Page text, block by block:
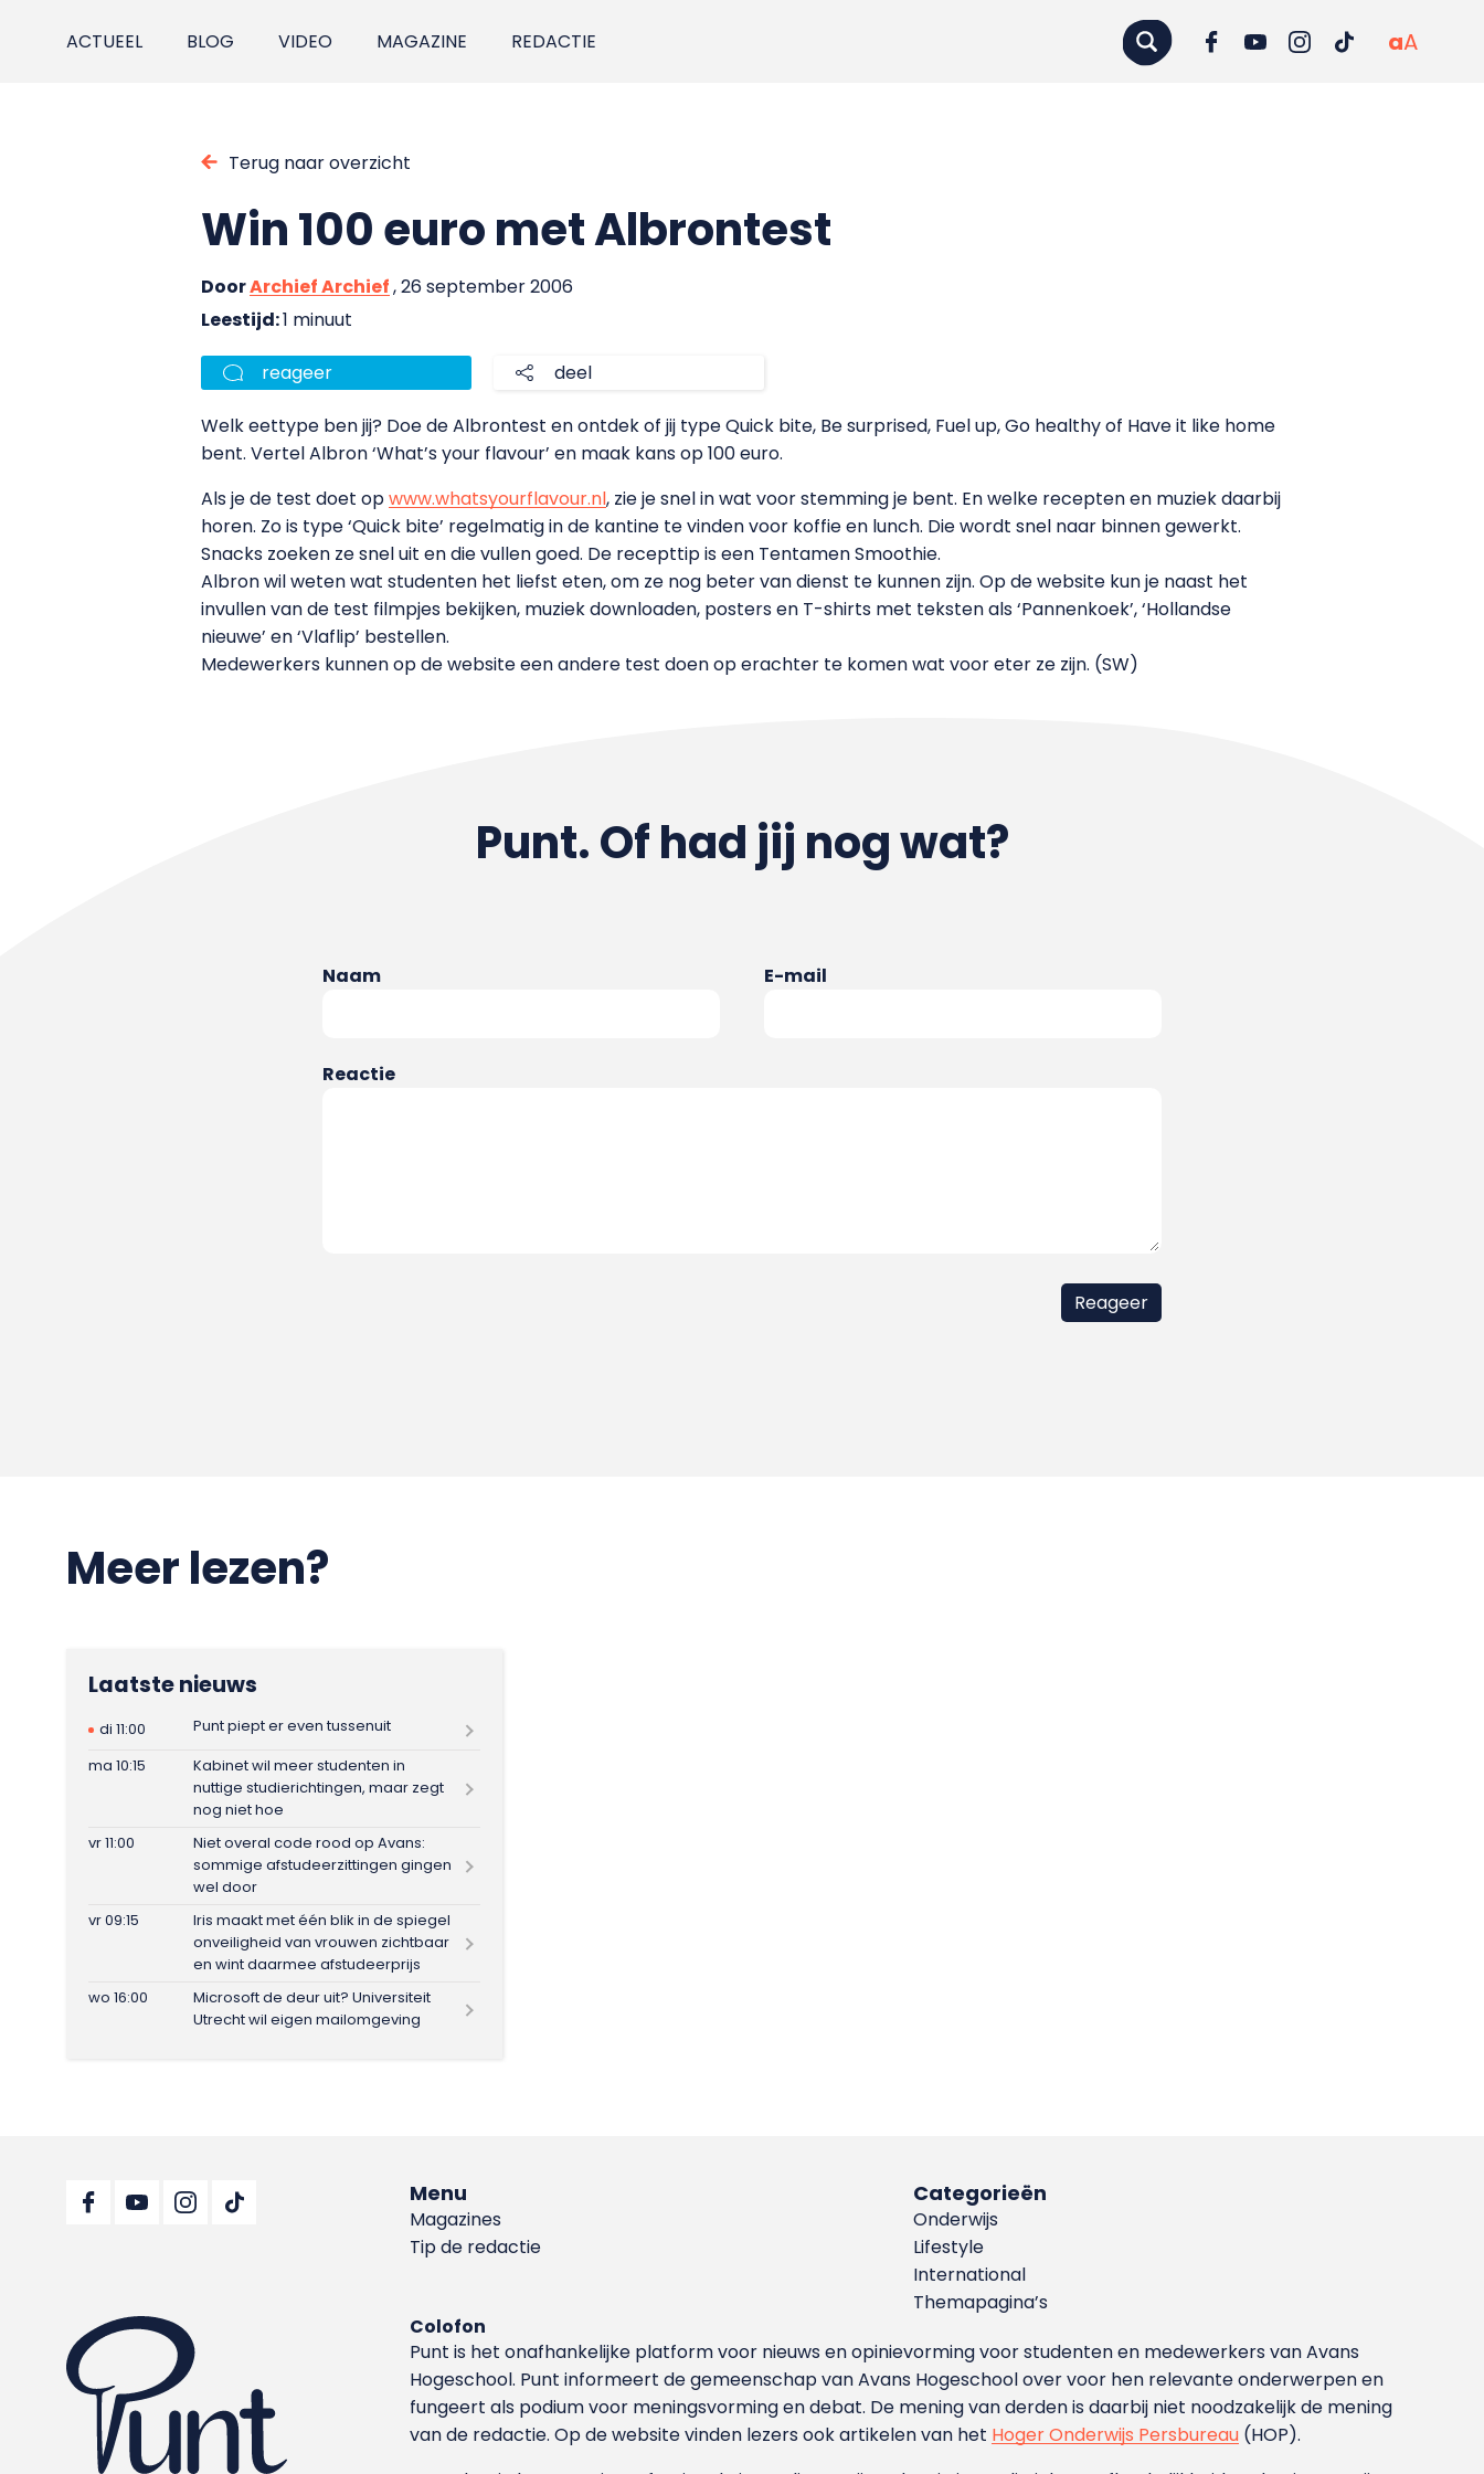
ACTUEEL BLOG VIDEO MAGAZINE REDACTIE aA
Terug naar overzicht
Win 100 euro met Albrontest
DoorArchief Archief, 26 september 2006
Leestijd:1 minuut
reageer deel
Welk eettype ben jij? Doe de Albrontest en ontdek of jij type Quick bite, Be surprised, Fuel up, Go healthy of Have it like home
bent. Vertel Albron ‘What’s your flavour’ en maak kans op 100 euro.
Als je de test doet opwww.whatsyourflavour.nl, zie je snel in wat voor stemming je bent. En welke recepten en muziek daarbij
horen. Zo is type ‘Quick bite’ regelmatig in de kantine te vinden voor koffie en lunch. Die wordt snel naar binnen gewerkt.
Snacks zoeken ze snel uit en die vullen goed. De recepttip is een Tentamen Smoothie.
Albron wil weten wat studenten het liefst eten, om ze nog beter van dienst te kunnen zijn. Op de website kun je naast het
invullen van de test filmpjes bekijken, muziek downloaden, posters en T-shirts met teksten als ‘Pannenkoek’, ‘Hollandse
nieuwe’ en ‘Vlaflip’ bestellen.
Medewerkers kunnen op de website een andere test doen op erachter te komen wat voor eter ze zijn. (SW)
Punt. Of had jij nog wat?
Naam E-mail
Reactie
Meer lezen?
Laatste nieuws
di 11:00
Punt piept er even tussenuit
ma 10:15
Kabinet wil meer studenten in
nuttige studierichtingen, maar zegt
nog niet hoe
vr 11:00
Niet overal code rood op Avans:
sommige afstudeerzittingen gingen
wel door
vr 09:15
Iris maakt met één blik in de spiegel
onveiligheid van vrouwen zichtbaar
en wint daarmee afstudeerprijs
wo 16:00
Microsoft de deur uit? Universiteit
Utrecht wil eigen mailomgeving
Menu
Magazines
Tip de redactie
Categorieën
Onderwijs
Lifestyle
International
Themapagina’s
Colofon
Punt is het onafhankelijke platform voor nieuws en opinievorming voor studenten en medewerkers van Avans
Hoge­school. Punt informeert de gemeenschap van Avans Hogeschool over voor hen relevante onderwerpen en
fungeert als podium voor meningsvorming en debat. De mening van derden is daarbij niet noodzakelijk de mening
van de redactie. Op de website vinden lezers ook artikelen van het Hoger Onderwijs Persbureau (HOP).